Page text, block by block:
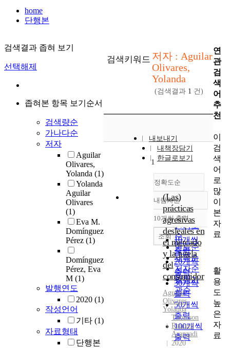
home
단행본
검색결과 좁혀 보기
선택해제
좁혀본 항목 보기순서
검색량순
가나다순
저자
Aguilar
Olivares,
Yolanda (1)
Yolanda
Aguilar
Olivares
(1)
Eva M.
Domínguez
Pérez (1)
Domínguez
Pérez, Eva
M (1)
발행연도
2020 (1)
작성언어
기타 (1)
자료형태
단행본
검색키워드 저자 : Aguilar
Olivares,
Yolanda
(검색결과 1 건)
내보내기
내책장담기
한글로보기
정확도순
정확도
순
인기도
순
연도순
제목순
저자순
발행기
관순
내림차순
내림차순
10개씩 출력
10개씩
출력
20개씩
출력
30개씩
출력
50개씩
출력
100개씩
출력
조회
1
(Las)
prácticas
agresivas
desleales en
el mercado
y la tutela
del
consumidor
Aguilar
Olivares,
Yolanda
Thomson
Reuters
Aranzadi
2020
연
관
검
색
어
추
천
이
검
색
어
로
많
이
본
자
료
활
용
도
높
은
자
료